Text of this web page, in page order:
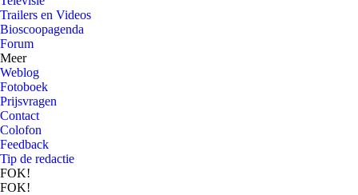
Trailers en Videos
Bioscoopagenda
Forum
Meer
Weblog
Fotoboek
Prijsvragen
Contact
Colofon
Feedback
Tip de redactie
FOK!
FOK!